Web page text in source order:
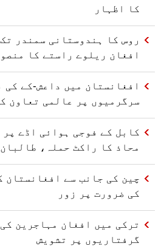
کا اظہار
روس کا ہندوستانی سمندر
افغان ریلوے راستے کا
افغانستان میں داعش-کے کی
سرگرمیوں پر عالمی تعاون
کابل کے فوجی ہوائی اڈے
محاذ کا راکٹ حملہ،
چین کی جانب سے افغانستان
کی ضرورت پر زور
ترکی میں افغان مہاجرین
گرفتاریوں پر تشویش